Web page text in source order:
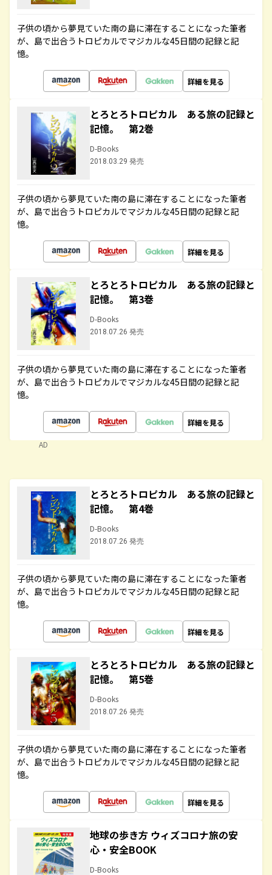
子供の頃から夢見ていた南の島に滞在することになった筆者
が、島で出合うトロピカルでマジカルな45日間の記録と記
憶。
詳細を見る
とろとろトロピカル ある旅の記録と
記憶。 第2巻
D-Books
2018.03.29 発売
子供の頃から夢見ていた南の島に滞在することになった筆者
が、島で出合うトロピカルでマジカルな45日間の記録と記
憶。
詳細を見る
とろとろトロピカル ある旅の記録と
記憶。 第3巻
D-Books
2018.07.26 発売
子供の頃から夢見ていた南の島に滞在することになった筆者
が、島で出合うトロピカルでマジカルな45日間の記録と記
憶。
詳細を見る
AD
とろとろトロピカル ある旅の記録と
記憶。 第4巻
D-Books
2018.07.26 発売
子供の頃から夢見ていた南の島に滞在することになった筆者
が、島で出合うトロピカルでマジカルな45日間の記録と記
憶。
詳細を見る
とろとろトロピカル ある旅の記録と
記憶。 第5巻
D-Books
2018.07.26 発売
子供の頃から夢見ていた南の島に滞在することになった筆者
が、島で出合うトロピカルでマジカルな45日間の記録と記
憶。
詳細を見る
地球の歩き方 ウィズコロナ旅の安
心・安全BOOK
D-Books